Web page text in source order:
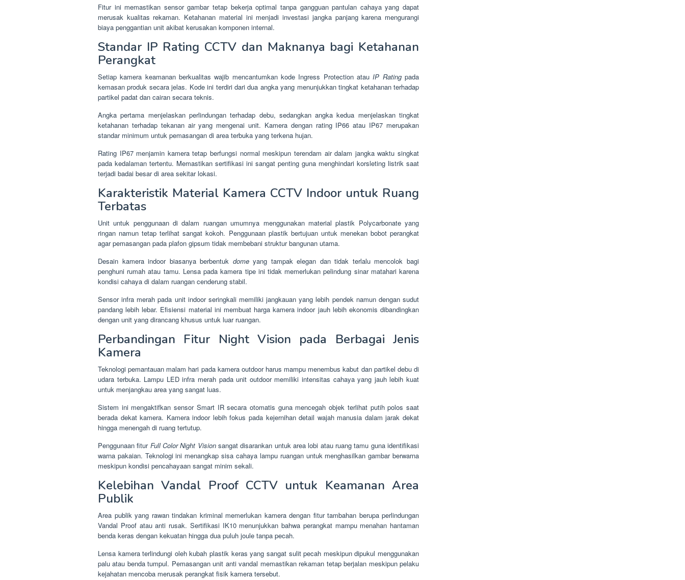
Fitur ini memastikan sensor gambar tetap bekerja optimal tanpa gangguan pantulan cahaya yang dapat
merusak kualitas rekaman. Ketahanan material ini menjadi investasi jangka panjang karena mengurangi
biaya penggantian unit akibat kerusakan komponen internal.
Standar IP Rating CCTV dan Maknanya bagi Ketahanan
Perangkat
Setiap kamera keamanan berkualitas wajib mencantumkan kode Ingress Protection atauIP Ratingpada
kemasan produk secara jelas. Kode ini terdiri dari dua angka yang menunjukkan tingkat ketahanan terhadap
partikel padat dan cairan secara teknis.
Angka pertama menjelaskan perlindungan terhadap debu, sedangkan angka kedua menjelaskan tingkat
ketahanan terhadap tekanan air yang mengenai unit. Kamera dengan rating IP66 atau IP67 merupakan
standar minimum untuk pemasangan di area terbuka yang terkena hujan.
Rating IP67 menjamin kamera tetap berfungsi normal meskipun terendam air dalam jangka waktu singkat
pada kedalaman tertentu. Memastikan sertifikasi ini sangat penting guna menghindari korsleting listrik saat
terjadi badai besar di area sekitar lokasi.
Karakteristik Material Kamera CCTV Indoor untuk Ruang
Terbatas
Unit untuk penggunaan di dalam ruangan umumnya menggunakan material plastik Polycarbonate yang
ringan namun tetap terlihat sangat kokoh. Penggunaan plastik bertujuan untuk menekan bobot perangkat
agar pemasangan pada plafon gipsum tidak membebani struktur bangunan utama.
Desain kamera indoor biasanya berbentuk domeyang tampak elegan dan tidak terlalu mencolok bagi
penghuni rumah atau tamu. Lensa pada kamera tipe ini tidak memerlukan pelindung sinar matahari karena
kondisi cahaya di dalam ruangan cenderung stabil.
Sensor infra merah pada unit indoor seringkali memiliki jangkauan yang lebih pendek namun dengan sudut
pandang lebih lebar. Efisiensi material ini membuat harga kamera indoor jauh lebih ekonomis dibandingkan
dengan unit yang dirancang khusus untuk luar ruangan.
Perbandingan Fitur Night Vision pada Berbagai Jenis
Kamera
Teknologi pemantauan malam hari pada kamera outdoor harus mampu menembus kabut dan partikel debu di
udara terbuka. Lampu LED infra merah pada unit outdoor memiliki intensitas cahaya yang jauh lebih kuat
untuk menjangkau area yang sangat luas.
Sistem ini mengaktifkan sensor Smart IR secara otomatis guna mencegah objek terlihat putih polos saat
berada dekat kamera. Kamera indoor lebih fokus pada kejernihan detail wajah manusia dalam jarak dekat
hingga menengah di ruang tertutup.
Penggunaan fitur Full Color Night Visionsangat disarankan untuk area lobi atau ruang tamu guna identifikasi
warna pakaian. Teknologi ini menangkap sisa cahaya lampu ruangan untuk menghasilkan gambar berwarna
meskipun kondisi pencahayaan sangat minim sekali.
Kelebihan Vandal Proof CCTV untuk Keamanan Area
Publik
Area publik yang rawan tindakan kriminal memerlukan kamera dengan fitur tambahan berupa perlindungan
Vandal Proof atau anti rusak. Sertifikasi IK10 menunjukkan bahwa perangkat mampu menahan hantaman
benda keras dengan kekuatan hingga dua puluh joule tanpa pecah.
Lensa kamera terlindungi oleh kubah plastik keras yang sangat sulit pecah meskipun dipukul menggunakan
palu atau benda tumpul. Pemasangan unit anti vandal memastikan rekaman tetap berjalan meskipun pelaku
kejahatan mencoba merusak perangkat fisik kamera tersebut.